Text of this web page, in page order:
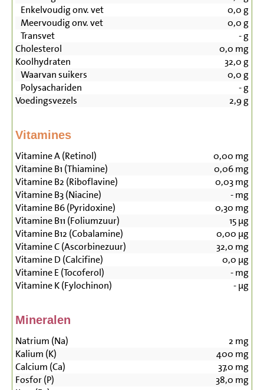
Enkelvoudig onv. vet
0,0 g
Meervoudig onv. vet
0,0 g
Transvet
-g
Cholesterol
0,0 mg
Koolhydraten
32,0 g
Waarvan suikers
0,0 g
Polysachariden
-g
Voedingsvezels
2,9g
Vitamines
Vitamine A (Retinol) 0,00 mg
Vitamine B1 (Thiamine)
0,06mg
Vitamine B2 (Riboflavine)
0,03mg
Vitamine B3 (Niacine)
-mg
Vitamine B6 (Pyridoxine)
0,30 mg
Vitamine B11 (Foliumzuur)
15µg
Vitamine B12 (Cobalamine)
0,00 µg
Vitamine C (Ascorbinezuur)
32,0 mg
Vitamine D (Calcifine)
0,0 µg
Vitamine E (Tocoferol)
-mg
Vitamine K (Fylochinon)
-µg
Mineralen
Natrium (Na) 2 mg
Kalium (K)
400 mg
Calcium (Ca)
37,0 mg
Fosfor (P)
38,0 mg